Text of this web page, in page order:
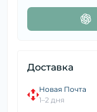
Доставка
Новая Почта
1–2 дня